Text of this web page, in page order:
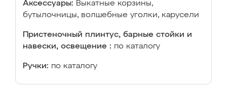
Аксессуары: Выкатные корзины,
бутылочницы, волшебные уголки, карусели
Пристеночный плинтус, барные стойки и
навески, освещение : по каталогу
Ручки: по каталогу